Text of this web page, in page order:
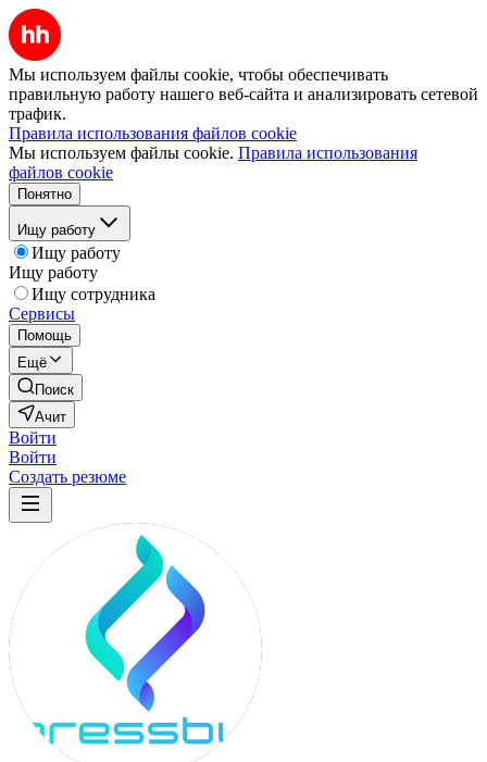
Мы используем файлы cookie, чтобы обеспечивать
правильную работу нашего веб-сайта и анализировать сетевой
трафик.
Правила использования файлов cookie
Мы используем файлы cookie. Правила использования
файлов cookie
Понятно
Ищу работу
Ищу работу
Ищу работу
Ищу сотрудника
Сервисы
Помощь
Ещё
Поиск
Ачит
Войти
Войти
Создать резюме